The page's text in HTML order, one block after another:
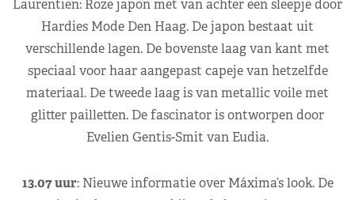
Laurentien: Roze japon met van achter een sleepje door
Hardies Mode Den Haag. De japon bestaat uit
verschillende lagen. De bovenste laag van kant met
speciaal voor haar aangepast capeje van hetzelfde
materiaal. De tweede laag is van metallic voile met
glitter pailletten. De fascinator is ontworpen door
Evelien Gentis-Smit van Eudia.
13.07 uur: Nieuwe informatie over Máxima’s look. De